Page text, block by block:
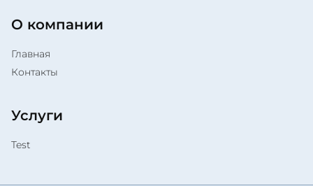
О компании
Главная
Контакты
Услуги
Test